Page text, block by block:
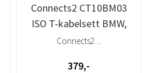
Connects2 CT10BM03
ISO T-kabelsett BMW,
Mini, Mercedes,
Connects2 ...
379,-